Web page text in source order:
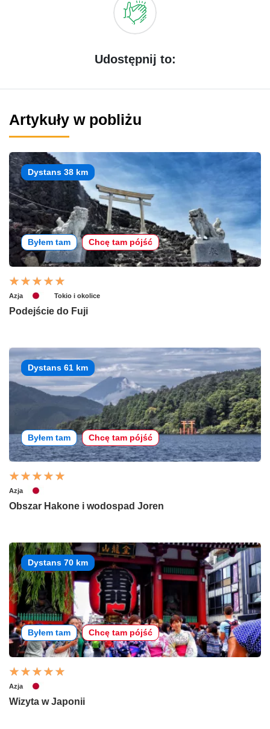
Udostępnij to:
Artykuły w pobliżu
Dystans 38 km
Byłem tam Chcę tam pójść
Azja Tokio i okolice
Podejście do Fuji
Dystans 61 km
Byłem tam Chcę tam pójść
Azja
Obszar Hakone i wodospad Joren
Dystans 70 km
Byłem tam Chcę tam pójść
Azja
Wizyta w Japonii